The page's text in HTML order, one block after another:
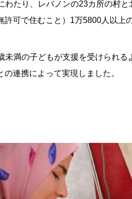
わたり、レバノンの23カ所の村
可で住むこと）1万5800人以上
未満の子どもが支援を受けられ
連携によって実現しました。